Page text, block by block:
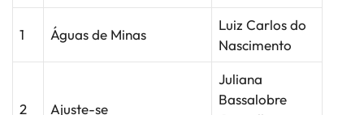
1 Águas de Minas
Luiz Carlos do
Nascimento
2 Ajuste-se
Juliana
Bassalobre